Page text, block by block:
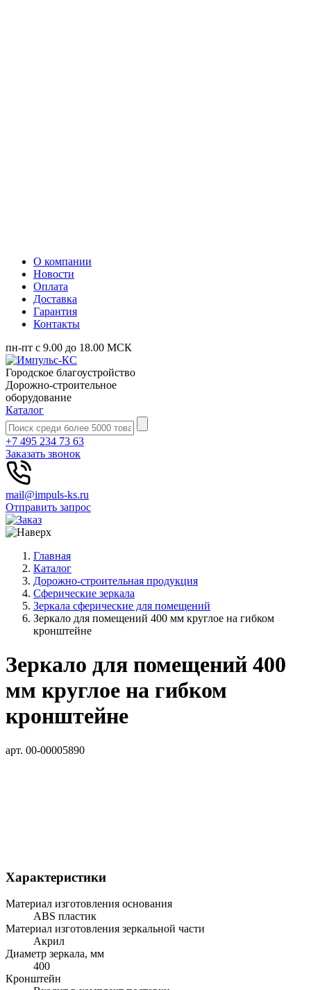
О компании
Новости
Оплата
Доставка
Гарантия
Контакты
пн-пт с 9.00 до 18.00 МСК
Городское благоустройство
Дорожно-строительное
оборудование
Каталог
+7 495 234 73 63
Заказать звонок
mail@impuls-ks.ru
Отправить запрос
Главная
Каталог
Дорожно-строительная продукция
Сферические зеркала
Зеркала сферические для помещений
Зеркало для помещений 400 мм круглое на гибком
кронштейне
Зеркало для помещений 400
мм круглое на гибком
кронштейне
арт. 00-00005890
Характеристики
Материал изготовления основания
ABS пластик
Материал изготовления зеркальной части
Акрил
Диаметр зеркала, мм
400
Кронштейн